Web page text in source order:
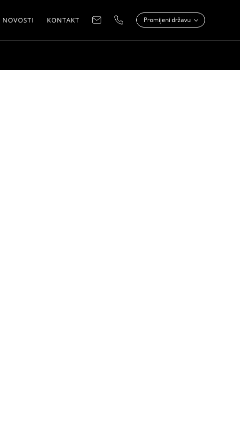
NOVOSTI KONTAKT Promijeni državu